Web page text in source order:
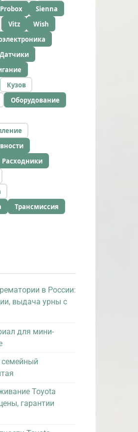
Probox
Sienna
Vitz
Wish
Датчики
Кузов
Оборудование
Расходники
Трансмиссия
в России:
выдача урны с
для мини-
семейный
Toyota
гарантии